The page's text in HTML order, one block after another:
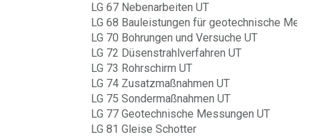
LG 67 Nebenarbeiten UT
LG 68 Bauleistungen für geotechnische
LG 70 Bohrungen und Versuche UT
LG 72 Düsenstrahlverfahren UT
LG 73 Rohrschirm UT
LG 74 Zusatzmaßnahmen UT
LG 75 Sondermaßnahmen UT
LG 77 Geotechnische Messungen UT
LG 81 Gleise Schotter